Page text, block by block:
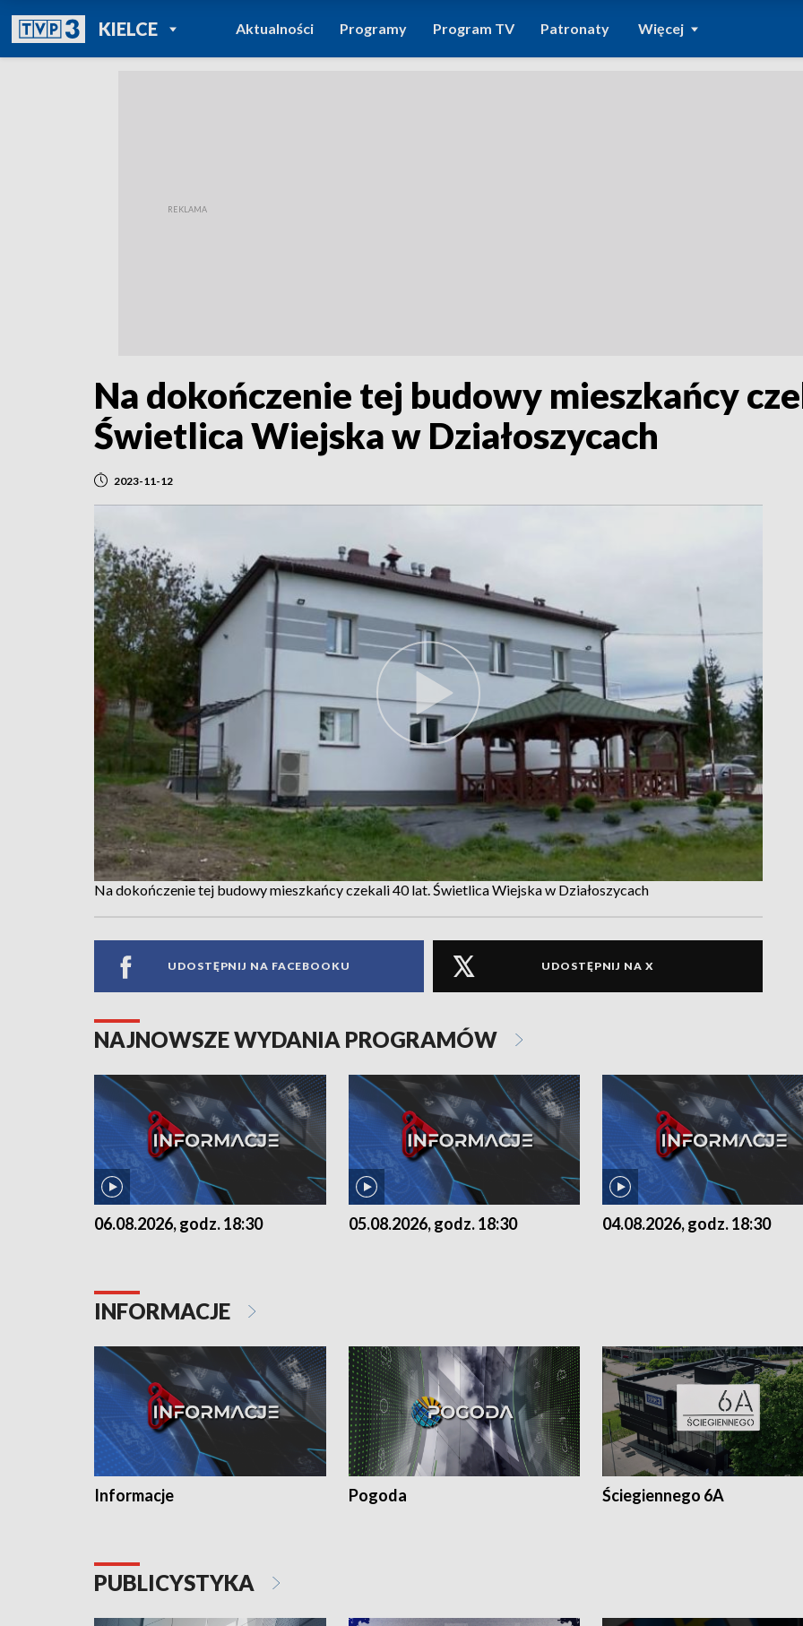
KIELCEPOWRÓT DO
TVP REGIONY
Aktualności Programy Program TV Patronaty Więcej
Na dokończenie tej budowy mieszkańcy
Świetlica Wiejska w Działoszycach
2023-11-12
Na dokończenie tej budowy mieszkańcy czekali 40 lat. Świetlica Wiejska w Działoszycach
UDOSTĘPNIJ NA FACEBOOKU UDOSTĘPNIJ NA X
NAJNOWSZE WYDANIA PROGRAMÓW
06.08.2026, godz. 18:30 05.08.2026, godz. 18:30 04.08.2026, godz. 18:30
INFORMACJE
Informacje Pogoda Ściegiennego 6A
PUBLICYSTYKA